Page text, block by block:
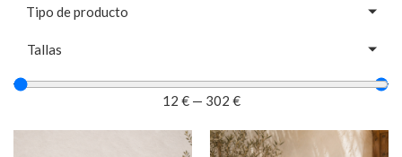
Tipo de producto
Tallas
12 €— 302 €